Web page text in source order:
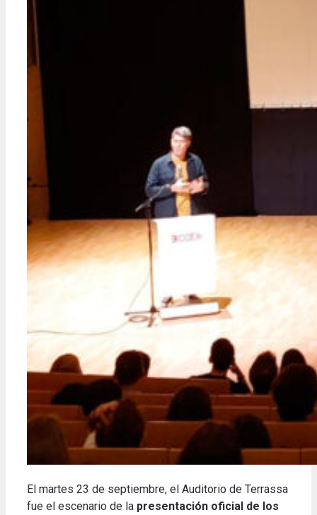
El martes 23 de septiembre, el Auditorio de Terrassa
fue el escenario de la presentación oficial de los